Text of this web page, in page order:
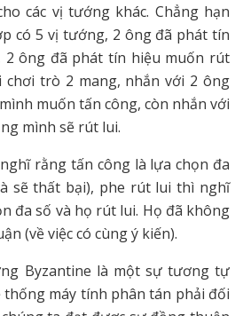
các vị tướng khác. Chẳng hạn
có 5 vị tướng, 2 ông đã phát tín
2 ông đã phát tín hiệu muốn rút
trò 2 mang, nhắn với 2 ông
muốn tấn công, còn nhắn với
mình sẽ rút lui.
rằng tấn công là lựa chọn đa
sẽ thất bại), phe rút lui thì nghĩ
đa số và họ rút lui. Họ đã không
(về việc có cùng ý kiến).
Byzantine là một sự tương tự
thống máy tính phân tán phải đối